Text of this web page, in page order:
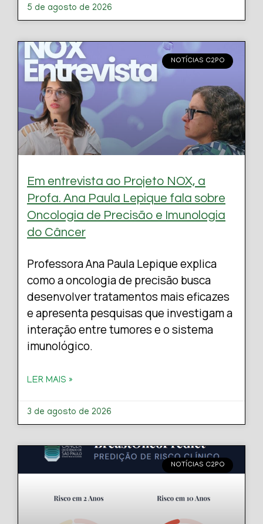
5 de agosto de 2026
NOTÍCIAS C2PO
Em entrevista ao Projeto NOX, a
Profa. Ana Paula Lepique fala sobre
Oncologia de Precisão e Imunologia
do Câncer
Professora Ana Paula Lepique explica
como a oncologia de precisão busca
desenvolver tratamentos mais eficazes
e apresenta pesquisas que investigam a
interação entre tumores e o sistema
imunológico.
LER MAIS »
3 de agosto de 2026
NOTÍCIAS C2PO